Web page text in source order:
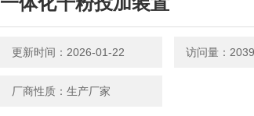
更新时间：2026-01-22 访问量：2039
厂商性质：生产厂家